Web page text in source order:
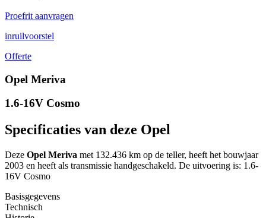
Proefrit aanvragen
inruilvoorstel
Offerte
Opel Meriva
1.6-16V Cosmo
Specificaties van deze Opel
Deze Opel Meriva met 132.436 km op de teller, heeft het bouwjaar
2003 en heeft als transmissie handgeschakeld. De uitvoering is: 1.6-
16V Cosmo
Basisgegevens
Technisch